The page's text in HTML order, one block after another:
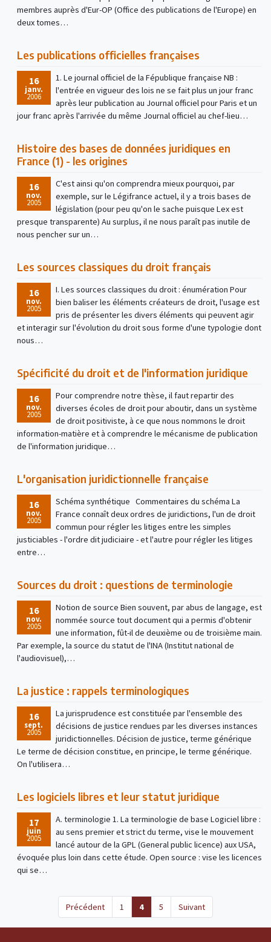
membres auprès d'Eur-OP (Office des publications de l'Europe) en
deux tomes…
Les publications officielles françaises
16
janv.
2006
1. Le journal officiel de la Fépublique française NB :
l'entrée en vigueur des lois ne se fait plus un jour franc
après leur publication au Journal officiel pour Paris et un
jour franc après l'arrivée du même Journal officiel au chef-lieu…
Histoire des bases de données juridiques en
France (1) - les origines
16
nov.
2005
C'est ainsi qu'on comprendra mieux pourquoi, par
exemple, sur le Légifrance actuel, il y a trois bases de
législation (pour peu qu'on le sache puisque Lex est
presque transparente) Au surplus, il ne nous paraît pas inutile de
nous pencher sur un…
Les sources classiques du droit français
16
nov.
2005
I. Les sources classiques du droit : énumération Pour
bien baliser les éléments créateurs de droit, l'usage est
pris de présenter les divers éléments qui peuvent agir
et interagir sur l'évolution du droit sous forme d'une typologie dont
nous…
Spécificité du droit et de l'information juridique
16
nov.
2005
Pour comprendre notre thèse, il faut repartir des
diverses écoles de droit pour aboutir, dans un système
de droit positiviste, à ce que nous nommons le droit
information-matière et à comprendre le mécanisme de publication
de l'information juridique…
L'organisation juridictionnelle française
16
nov.
2005
Schéma synthétique Commentaires du schéma La
France connaît deux ordres de juridictions, l'un de droit
commun pour régler les litiges entre les simples
justiciables - l'ordre dit judiciaire - et l'autre pour régler les litiges
entre…
Sources du droit : questions de terminologie
16
nov.
2005
Notion de source Bien souvent, par abus de langage, est
nommée source tout document qui a permis d'obtenir
une information, fût-il de deuxième ou de troisième main.
Par exemple, la source du statut de l'INA (Institut national de
l'audiovisuel),…
La justice : rappels terminologiques
16
sept.
2005
La jurisprudence est constituée par l'ensemble des
décisions de justice rendues par les diverses instances
juridictionnelles. Décision de justice, terme générique
Le terme de décision constitue, en principe, le terme générique.
On l'utilisera…
Les logiciels libres et leur statut juridique
17
juin
2005
A. terminologie 1. La terminologie de base Logiciel libre :
au sens premier et strict du terme, vise le mouvement
lancé autour de la GPL (General public licence) aux USA,
évoquée plus loin dans cette étude. Open source : vise les licences
qui se…
Précédent 1 4(current)
5 Suivant